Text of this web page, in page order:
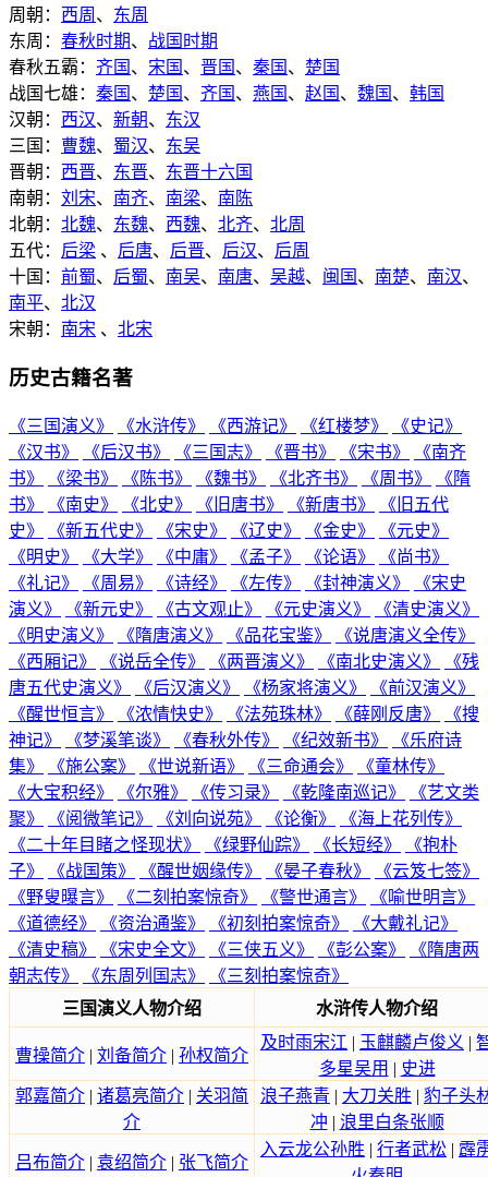
周朝： 西周 、 东周
东周： 春秋时期、 战国时期
春秋五霸： 齐国 、 宋国 、 晋国 、 秦国 、 楚国
战国七雄： 秦国 、 楚国 、 齐国 、 燕国 、 赵国 、 魏国 、 韩国
汉朝： 西汉、 新朝、 东汉
三国： 曹魏、 蜀汉、 东吴
晋朝： 西晋、 东晋、 东晋十六国
南朝： 刘宋、 南齐、 南梁、 南陈
北朝： 北魏、 东魏、 西魏、 北齐、 北周
五代： 后梁 、 后唐、 后晋、 后汉、 后周
十国： 前蜀、 后蜀、 南吴、 南唐、 吴越、 闽国 、 南楚、 南汉、
南平、 北汉
宋朝： 南宋 、 北宋
历史古籍名著
《三国演义》 《水浒传》 《西游记》 《红楼梦》
《史记》
《汉书》
《后汉书》 《三国志》 《晋书》 《宋书》
《南齐
书》
《梁书》 《陈书》 《魏书》 《北齐书》 《周书》
《隋
书》
《南史》 《北史》 《旧唐书》 《新唐书》
《旧五代
史》
《新五代史》 《宋史》 《辽史》 《金史》
《元史》
《明史》
《大学》 《中庸》 《孟子》 《论语》
《尚书》
《礼记》
《周易》 《诗经》 《左传》 《封神演义》
《宋史
演义》
《新元史》 《古文观止》 《元史演义》
《清史演义》
《明史演义》
《隋唐演义》 《品花宝鉴》
《说唐演义全传》
《西厢记》
《说岳全传》 《两晋演义》 《南北史演义》
《残
唐五代史演义》
《后汉演义》 《杨家将演义》
《前汉演义》
《醒世恒言》
《浓情快史》 《法苑珠林》 《薛刚反唐》
《搜
神记》
《梦溪笔谈》 《春秋外传》 《纪效新书》
《乐府诗
集》
《施公案》 《世说新语》 《三命通会》
《童林传》
《大宝积经》
《尔雅》 《传习录》 《乾隆南巡记》
《艺文类
聚》
《阅微笔记》 《刘向说苑》 《论衡》
《海上花列传》
《二十年目睹之怪现状》
《绿野仙踪》 《长短经》
《抱朴
子》
《战国策》 《醒世姻缘传》 《晏子春秋》
《云笈七签》
《野叟曝言》
《二刻拍案惊奇》 《警世通言》
《喻世明言》
《道德经》
《资治通鉴》 《初刻拍案惊奇》
《大戴礼记》
《清史稿》
《宋史全文》 《三侠五义》 《彭公案》
《隋唐两
朝志传》
《东周列国志》
《三刻拍案惊奇》
三国演义人物介绍
水浒传人物介绍
曹操简介 | 刘备简介 | 孙权简介
及时雨宋江 | 玉麒麟卢俊义 |
多星吴用 | 史进
郭嘉简介 | 诸葛亮简介 | 关羽简
介
浪子燕青 | 大刀关胜 | 豹子头
冲 | 浪里白条张顺
吕布简介 | 袁绍简介 | 张飞简介
入云龙公孙胜 | 行者武松 | 霹